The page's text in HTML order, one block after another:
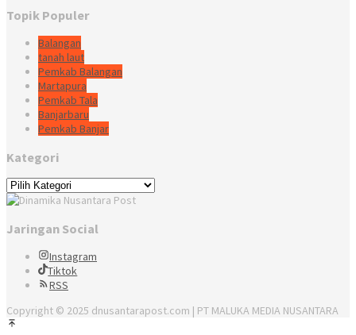
Topik Populer
Balangan
tanah laut
Pemkab Balangan
Martapura
Pemkab Tala
Banjarbaru
Pemkab Banjar
Kategori
Kategori
Jaringan Social
Instagram
Tiktok
RSS
Copyright © 2025 dnusantarapost.com | PT MALUKA MEDIA NUSANTARA